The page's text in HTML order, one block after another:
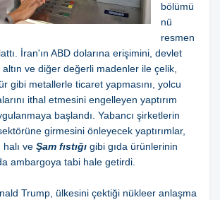
bölümü
nü
resmen
İran'ın ABD dolarına erişimini, devlet
altın ve diğer değerli madenler ile çelik,
gibi metallerle ticaret yapmasını, yolcu
ithal etmesini engelleyen yaptırım
başlandı. Yabancı şirketlerin
girmesini önleyecek yaptırımlar,
halı ve Şam fıstığı gibi gıda ürünlerinin
ambargoya tabi hale getirdi.
Trump, ülkesini çektiği nükleer anlaşma